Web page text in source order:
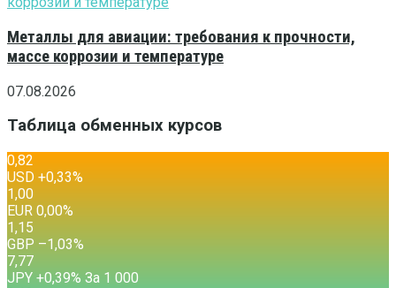
Металлы для авиации: требования к прочности,
массе коррозии и температуре
07.08.2026
Таблица обменных курсов
0,82
USD +0,33%
1,00
EUR 0,00%
1,15
GBP –1,03%
7,77
JPY +0,39% За 1 000